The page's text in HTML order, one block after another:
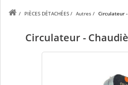
/ PIÈCES DÉTACHÉES / Autres / Circulateur -
Circulateur -